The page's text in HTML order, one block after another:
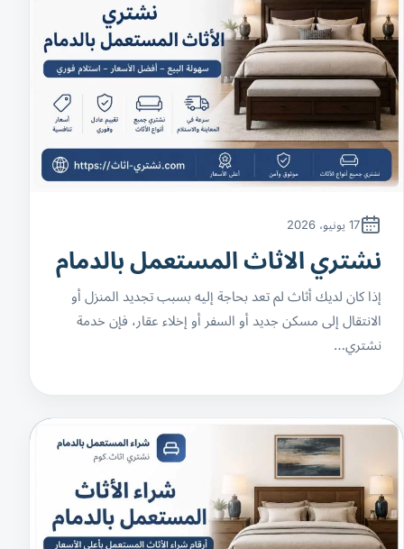
17 يونيو، 2026
نشتري الاثاث المستعمل بالدمام
إذا كان لديك أثاث لم تعد بحاجة إليه بسبب تجديد المنزل أو
الانتقال إلى مسكن جديد أو السفر أو إخلاء عقار، فإن خدمة
نشتري…